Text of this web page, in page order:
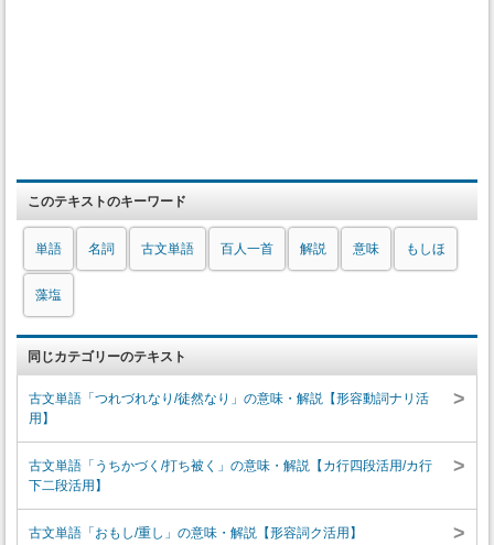
このテキストのキーワード
単語 名詞 古文単語 百人一首 解説 意味 もしほ
藻塩
同じカテゴリーのテキスト
古文単語「つれづれなり/徒然なり」の意味・解説【形容動詞ナリ活
用】
>
古文単語「うちかづく/打ち被く」の意味・解説【カ行四段活用/カ行
下二段活用】
>
古文単語「おもし/重し」の意味・解説【形容詞ク活用】 >